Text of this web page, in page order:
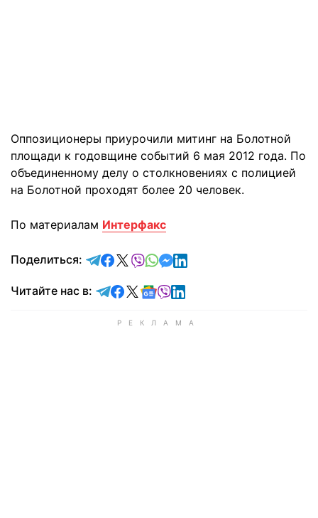
Оппозиционеры приурочили митинг на Болотной
площади к годовщине событий 6 мая 2012 года. По
объединенному делу о столкновениях с полицией
на Болотной проходят более 20 человек.
По материалам Интерфакс
Поделиться: отправить в Telegram
поделиться в Facebook
поделиться в X
отправить в Viber
отправить в Whatsapp
отправить в Messenger
отправить в LinkedIn
Читайте нас в: Читайте в Telegram
Читайте в Facebook
Читайте в X
Читайте в Google news
Читайте в Viber
Читайте в LinkedIn